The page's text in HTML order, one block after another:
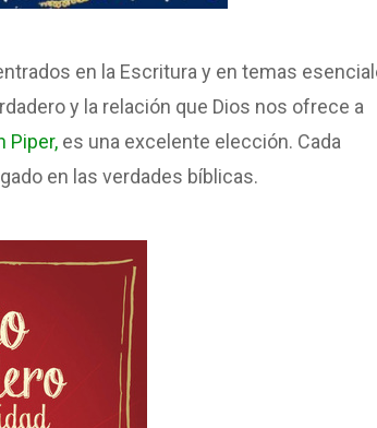
en la Escritura y en temas
y la relación que Dios nos ofrece a
Piper, es una excelente elección. Cada
en las verdades bíblicas.